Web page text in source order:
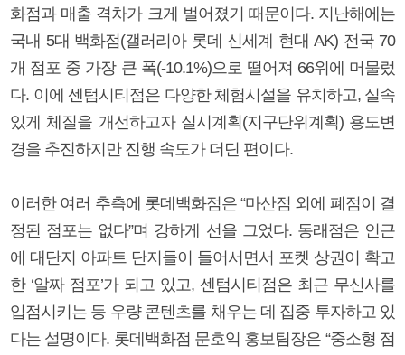
화점과 매출 격차가 크게 벌어졌기 때문이다. 지난해에는
국내 5대 백화점(갤러리아 롯데 신세계 현대 AK) 전국 70
개 점포 중 가장 큰 폭(-10.1%)으로 떨어져 66위에 머물렀
다. 이에 센텀시티점은 다양한 체험시설을 유치하고, 실속
있게 체질을 개선하고자 실시계획(지구단위계획) 용도변
경을 추진하지만 진행 속도가 더딘 편이다.
이러한 여러 추측에 롯데백화점은 “마산점 외에 폐점이 결
정된 점포는 없다”며 강하게 선을 그었다. 동래점은 인근
에 대단지 아파트 단지들이 들어서면서 포켓 상권이 확고
한 ‘알짜 점포’가 되고 있고, 센텀시티점은 최근 무신사를
입점시키는 등 우량 콘텐츠를 채우는 데 집중 투자하고 있
다는 설명이다. 롯데백화점 문호익 홍보팀장은 “중소형 점